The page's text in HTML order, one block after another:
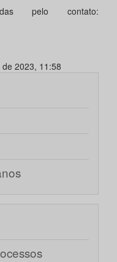
pelo contato:
2023, 11:58